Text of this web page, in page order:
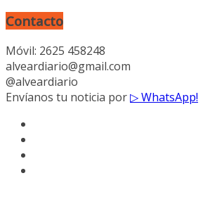
Contacto
Móvil: 2625 458248
alveardiario@gmail.com
@alveardiario
Envíanos tu noticia por▷ WhatsApp!